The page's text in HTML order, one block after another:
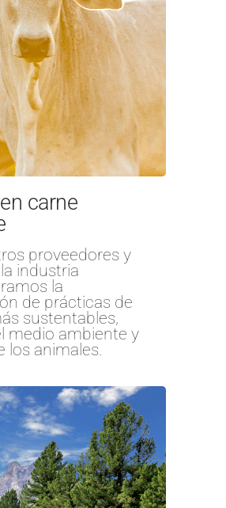
carne
proveedores y
industria
la
de prácticas de
sustentables,
medio ambiente y
los animales.